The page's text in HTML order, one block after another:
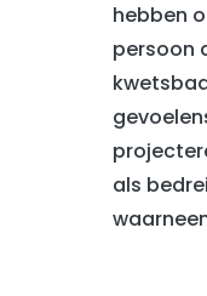
hebben
persoon
als